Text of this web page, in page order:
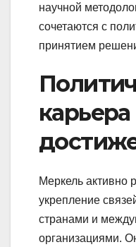
научной
сочетаются с
принятием
карьера
Меркель активно
укрепление
странами и
организациями.